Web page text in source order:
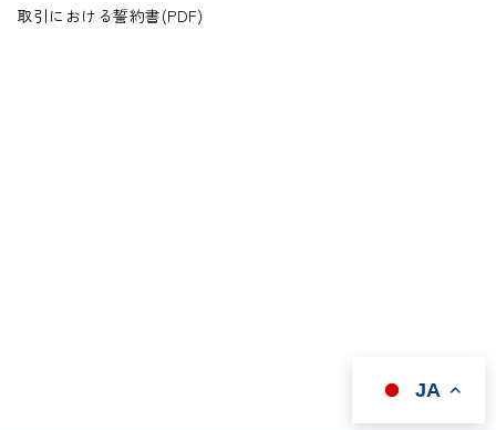
取引における誓約書(PDF)
JA